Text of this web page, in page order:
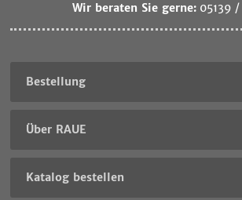
Wir beraten Sie gerne: 05139
Bestellung
Über RAUE
Katalog bestellen